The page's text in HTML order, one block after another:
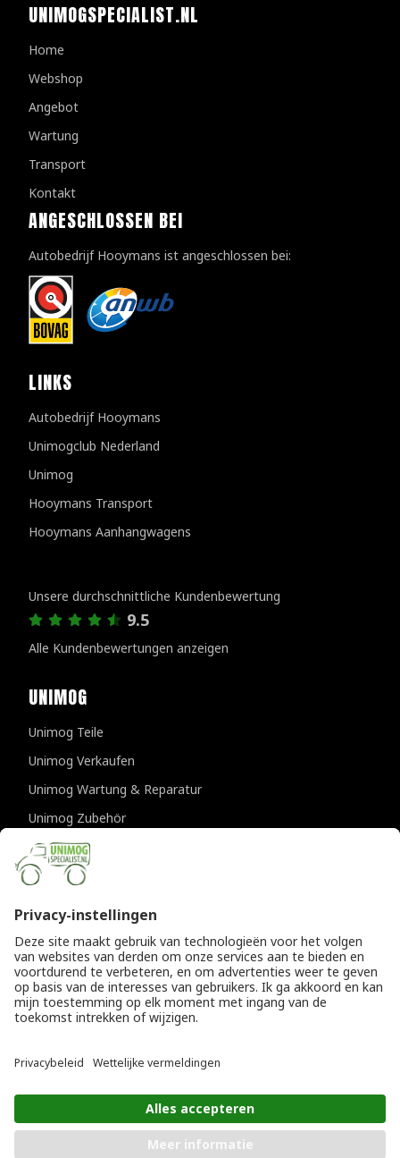
UNIMOGSPECIALIST.NL
Home
Webshop
Angebot
Wartung
Transport
Kontakt
ANGESCHLOSSEN BEI
Autobedrijf Hooymans ist angeschlossen bei:
LINKS
Autobedrijf Hooymans
Unimogclub Nederland
Unimog
Hooymans Transport
Hooymans Aanhangwagens
Unsere durchschnittliche Kundenbewertung
9.5
Alle Kundenbewertungen anzeigen
UNIMOG
Unimog Teile
Unimog Verkaufen
Unimog Wartung & Reparatur
Unimog Zubehör
Unimog APK-prufungen
KONTAKTDATEN
Provincialeweg 94-98
Die Niederlande
T+31 (0)418 632073
Einfo@unimogspecialist.nl
© Copyright 2026
Allgemeine Geschäftsbedingungen|
Datenschutzerklärung